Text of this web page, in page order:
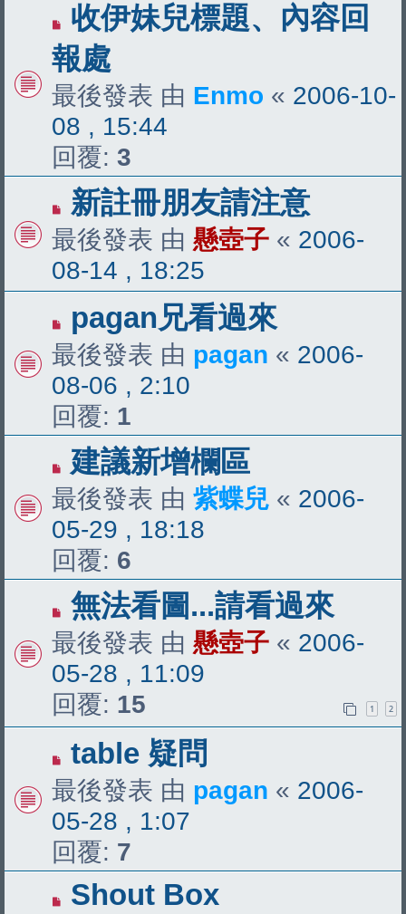
收伊妹兒標題、內容回
報處
最後發表 由 Enmo « 2006-10-
08 , 15:44
回覆: 3
新註冊朋友請注意
最後發表 由 懸壺子 « 2006-
08-14 , 18:25
pagan兄看過來
最後發表 由 pagan « 2006-
08-06 , 2:10
回覆: 1
建議新增欄區
最後發表 由 紫蝶兒 « 2006-
05-29 , 18:18
回覆: 6
無法看圖...請看過來
最後發表 由 懸壺子 « 2006-
05-28 , 11:09
回覆: 15 1 2
table 疑問
最後發表 由 pagan « 2006-
05-28 , 1:07
回覆: 7
Shout Box